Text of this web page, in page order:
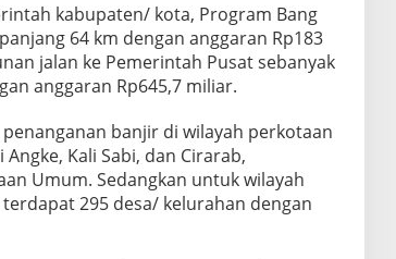
kabupaten/ kota, Program Bang
64 km dengan anggaran Rp183
jalan ke Pemerintah Pusat sebanyak
anggaran Rp645,7 miliar.
banjir di wilayah perkotaan
Kali Sabi, dan Cirarab,
Umum. Sedangkan untuk wilayah
295 desa/ kelurahan dengan